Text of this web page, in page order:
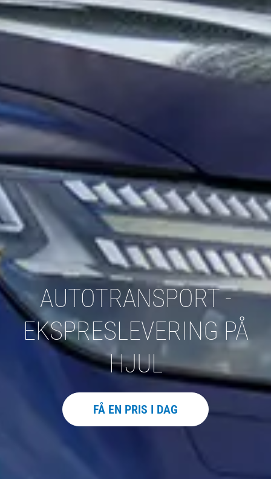
AUTOTRANSPORT -
EKSPRESLEVERING PÅ
HJUL
FÅ EN PRIS I DAG